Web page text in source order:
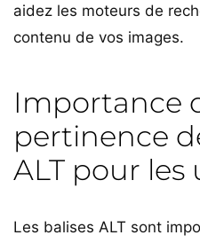
aidez les moteurs de
contenu de vos images.
Importance
pertinence
ALT pour les
Les balises ALT sont